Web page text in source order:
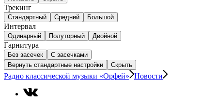
Трекинг
Стандартный Средний Большой
Интервал
Одинарный Полуторный Двойной
Гарнитура
Без засечек
С засечками
Вернуть стандартные настройки
Скрыть
Радио классической музыки «Орфей» Новости